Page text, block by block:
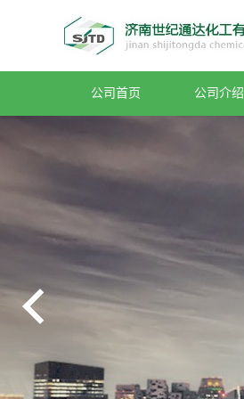
公司首页 公司介绍